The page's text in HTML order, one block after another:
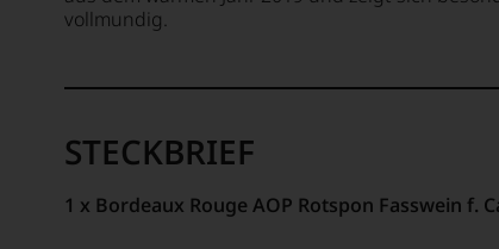
vollmundig.
STECKBRIEF
1 x Bordeaux Rouge AOP Rotspon Fasswein f.